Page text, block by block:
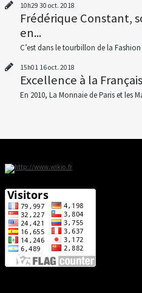
10h29 30 oct. 2018
Frédérique Constant,
en...
C’est dans le tourbillon de la Fashion
15h01 16oct. 2018
Excellence à la
En 2010, La Monnaie de Paris et les